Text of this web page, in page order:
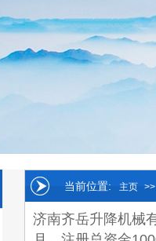
当前位置: 主页 >>
济南齐岳升降机械